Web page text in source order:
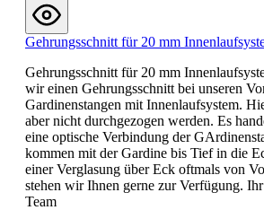
Gehrungsschnitt für 20 mm
Gehrungsschnitt für 20 mm
wir einen Gehrungsschnitt bei unseren
Gardinenstangen mit Innenlaufsystem.
aber nicht durchgezogen werden. Es
eine optische Verbindung der
kommen mit der Gardine bis Tief in die
einer Verglasung über Eck oftmals von
stehen wir Ihnen gerne zur Verfügung.
Team